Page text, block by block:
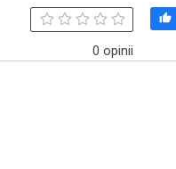
0 opinii
